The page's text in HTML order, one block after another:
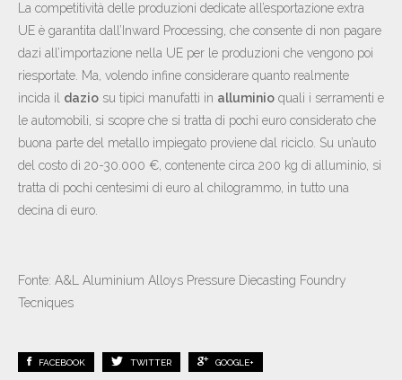
La competitività delle produzioni dedicate all’esportazione extra
UE è garantita dall’Inward Processing, che consente di non pagare
dazi all’importazione nella UE per le produzioni che vengono poi
riesportate. Ma, volendo infine considerare quanto realmente
incida il dazio su tipici manufatti in alluminio quali i serramenti e
le automobili, si scopre che si tratta di pochi euro considerato che
buona parte del metallo impiegato proviene dal riciclo. Su un’auto
del costo di 20-30.000 €, contenente circa 200 kg di alluminio, si
tratta di pochi centesimi di euro al chilogrammo, in tutto una
decina di euro.
Fonte: A&L Aluminium Alloys Pressure Diecasting Foundry
Tecniques
FACEBOOK TWITTER GOOGLE+